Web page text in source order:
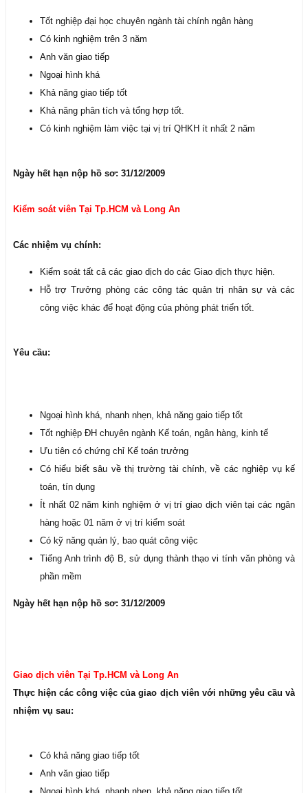
Tốt nghiệp đại học chuyên ngành tài chính ngân hàng
Có kinh nghiệm trên 3 năm
Anh văn giao tiếp
Ngoại hình khá
Khả năng giao tiếp tốt
Khả năng phân tích và tổng hợp tốt.
Có kinh nghiệm làm việc tại vị trí QHKH ít nhất 2 năm
Ngày hết hạn nộp hồ sơ: 31/12/2009
Kiểm soát viên Tại Tp.HCM và Long An
Các nhiệm vụ chính:
Kiểm soát tất cả các giao dịch do các Giao dịch thực hiện.
Hỗ trợ Trưởng phòng các công tác quản trị nhân sự và các
công việc khác để hoạt động của phòng phát triển tốt.
Yêu cầu:
Ngoại hình khá, nhanh nhẹn, khả năng gaio tiếp tốt
Tốt nghiệp ĐH chuyên ngành Kế toán, ngân hàng, kinh tế
Ưu tiên có chứng chỉ Kế toán trưởng
Có hiểu biết sâu về thị trường tài chính, về các nghiệp vụ kế
toán, tín dụng
Ít nhất 02 năm kinh nghiệm ở vị trí giao dịch viên tại các ngân
hàng hoặc 01 năm ở vị trí kiểm soát
Có kỹ năng quản lý, bao quát công việc
Tiếng Anh trình độ B, sử dụng thành thạo vi tính văn phòng và
phần mềm
Ngày hết hạn nộp hồ sơ: 31/12/2009
Giao dịch viên Tại Tp.HCM và Long An
Thực hiện các công việc của giao dịch viên với những yêu cầu và
nhiệm vụ sau:
Có khả năng giao tiếp tốt
Anh văn giao tiếp